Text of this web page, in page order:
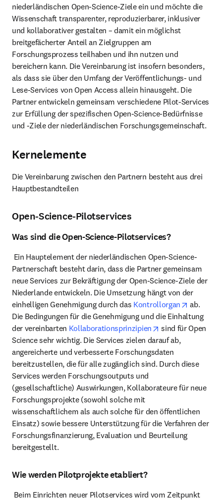
niederländischen Open-Science-Ziele ein und möchte die
Wissenschaft transparenter, reproduzierbarer, inklusiver
und kollaborativer gestalten – damit ein möglichst
breitgefächerter Anteil an Zielgruppen am
Forschungsprozess teilhaben und ihn nutzen und
bereichern kann. Die Vereinbarung ist insofern besonders,
als dass sie über den Umfang der Veröffentlichungs- und
Lese-Services von Open Access allein hinausgeht. Die
Partner entwickeln gemeinsam verschiedene Pilot-Services
zur Erfüllung der spezifischen Open-Science-Bedürfnisse
und -Ziele der niederländischen Forschungsgemeinschaft.
Kernelemente
Die Vereinbarung zwischen den Partnern besteht aus drei
Hauptbestandteilen
Open-Science-Pilotservices
Was sind die Open-Science-Pilotservices?
Partnerschaft besteht darin, dass die Partner gemeinsam
neue Services zur Bekräftigung der Open-Science-Ziele der
Niederlande entwickeln. Die Umsetzung hängt von der
einhelligen Genehmigung durch das Kontrollorgan opens in
ab.
Die Bedingungen für die Genehmigung und die Einhaltung
der vereinbarten Kollaborationsprinzipien opens in new tab/
sind für Open
Science sehr wichtig. Die Services zielen darauf ab,
angereicherte und verbesserte Forschungsdaten
bereitzustellen, die für alle zugänglich sind. Durch diese
Services werden Forschungsoutputs und
(gesellschaftliche) Auswirkungen, Kollaborateure für neue
Forschungsprojekte (sowohl solche mit
wissenschaftlichem als auch solche für den öffentlichen
Einsatz) sowie bessere Unterstützung für die Verfahren der
Forschungsfinanzierung, Evaluation und Beurteilung
bereitgestellt.
Wie werden Pilotprojekte etabliert?